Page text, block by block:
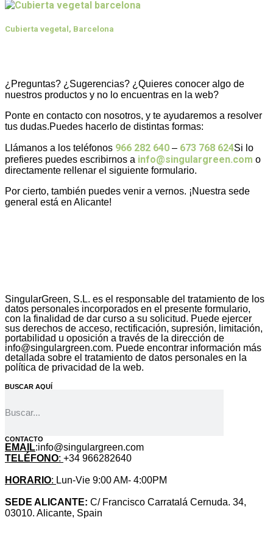
Cubierta vegetal, Barcelona
¿Preguntas? ¿Sugerencias? ¿Quieres conocer algo de
nuestros productos y no lo encuentras en la web?
Ponte en contacto con nosotros, y te ayudaremos a resolver
tus dudas.Puedes hacerlo de distintas formas:
Llámanos a los teléfonos 966 282 640 – 673 768 624Si lo
prefieres puedes escribirnos a info@singulargreen.com o
directamente rellenar el siguiente formulario.
Por cierto, también puedes venir a vernos. ¡Nuestra sede
general está en Alicante!
SingularGreen, S.L. es el responsable del tratamiento de los
datos personales incorporados en el presente formulario,
con la finalidad de dar curso a su solicitud. Puede ejercer
sus derechos de acceso, rectificación, supresión, limitación,
portabilidad u oposición a través de la dirección de
info@singulargreen.com. Puede encontrar información más
detallada sobre el tratamiento de datos personales en la
política de privacidad de la web.
BUSCAR AQUÍ
CONTACTO
EMAIL:info@singulargreen.com
TELÉFONO: +34 966282640
HORARIO: Lun-Vie 9:00 AM- 4:00PM
SEDE ALICANTE: C/ Francisco Carratalá Cernuda. 34,
03010. Alicante, Spain